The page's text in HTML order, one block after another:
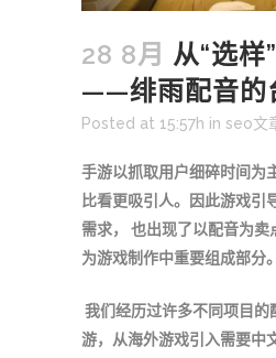
28 8月 从“选样
——绯雨配音的
Posted at 15:57h in seo文
手游以抓取用户细碎时间为
比看更吸引人。
因此游戏引
需求， 也出现了以配音为
为游戏制作中重要组成部分。
我们经历过许多不同项目的
游，从海外游戏引入需要中